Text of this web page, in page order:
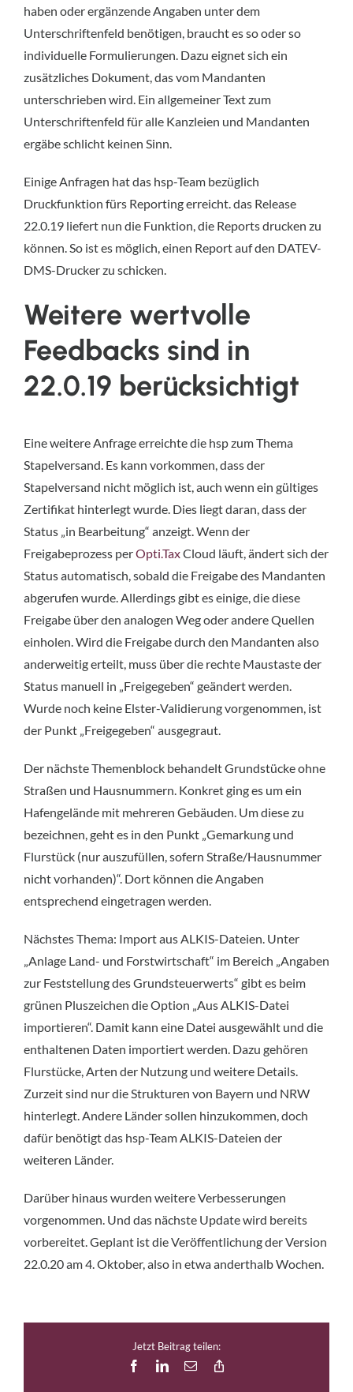
haben oder ergänzende Angaben unter dem
Unterschriftenfeld benötigen, braucht es so oder so
individuelle Formulierungen. Dazu eignet sich ein
zusätzliches Dokument, das vom Mandanten
unterschrieben wird. Ein allgemeiner Text zum
Unterschriftenfeld für alle Kanzleien und Mandanten
ergäbe schlicht keinen Sinn.
Einige Anfragen hat das hsp-Team bezüglich
Druckfunktion fürs Reporting erreicht. das Release
22.0.19 liefert nun die Funktion, die Reports drucken zu
können. So ist es möglich, einen Report auf den DATEV-
DMS-Drucker zu schicken.
Weitere wertvolle
Feedbacks sind in
22.0.19 berücksichtigt
Eine weitere Anfrage erreichte die hsp zum Thema
Stapelversand. Es kann vorkommen, dass der
Stapelversand nicht möglich ist, auch wenn ein gültiges
Zertifikat hinterlegt wurde. Dies liegt daran, dass der
Status „in Bearbeitung“ anzeigt. Wenn der
Freigabeprozess perOpti.TaxCloud läuft, ändert sich der
Status automatisch, sobald die Freigabe des Mandanten
abgerufen wurde. Allerdings gibt es einige, die diese
Freigabe über den analogen Weg oder andere Quellen
einholen. Wird die Freigabe durch den Mandanten also
anderweitig erteilt, muss über die rechte Maustaste der
Status manuell in „Freigegeben“ geändert werden.
Wurde noch keine Elster-Validierung vorgenommen, ist
der Punkt „Freigegeben“ ausgegraut.
Der nächste Themenblock behandelt Grundstücke ohne
Straßen und Hausnummern. Konkret ging es um ein
Hafengelände mit mehreren Gebäuden. Um diese zu
bezeichnen, geht es in den Punkt „Gemarkung und
Flurstück (nur auszufüllen, sofern Straße/Hausnummer
nicht vorhanden)“. Dort können die Angaben
entsprechend eingetragen werden.
Nächstes Thema: Import aus ALKIS-Dateien. Unter
„Anlage Land- und Forstwirtschaft“ im Bereich „Angaben
zur Feststellung des Grundsteuerwerts“ gibt es beim
grünen Pluszeichen die Option „Aus ALKIS-Datei
importieren“. Damit kann eine Datei ausgewählt und die
enthaltenen Daten importiert werden. Dazu gehören
Flurstücke, Arten der Nutzung und weitere Details.
Zurzeit sind nur die Strukturen von Bayern und NRW
hinterlegt. Andere Länder sollen hinzukommen, doch
dafür benötigt das hsp-Team ALKIS-Dateien der
weiteren Länder.
Darüber hinaus wurden weitere Verbesserungen
vorgenommen. Und das nächste Update wird bereits
vorbereitet. Geplant ist die Veröffentlichung der Version
22.0.20 am 4. Oktober, also in etwa anderthalb Wochen.
Jetzt Beitrag teilen:
FacebookLinkedIn
E-